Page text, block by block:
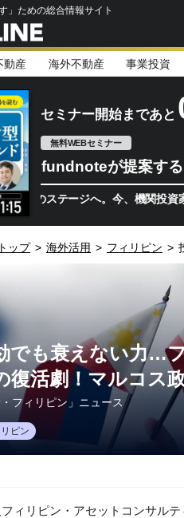
」ための総合情報サイト
動産 海外不動産 事業投資
セミナー開始まであと
無料WEBセミナー
fundnoteが提案する
ージへ。今、機関投資家が注視
ップ > 海外活用 > フィリピン >
でも衰えない力…
復活劇！マルコス
フィリピン」ニュース
ピン
ィリピン・アセットコンサル